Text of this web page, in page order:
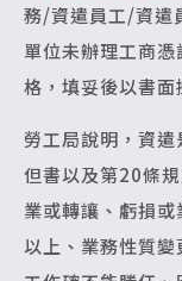
務/資遣員工/資遣
單位未辦理工商
格，填妥後以書面
勞工局說明，資
但書以及第20條
業或轉讓、虧損
以上、業務性質